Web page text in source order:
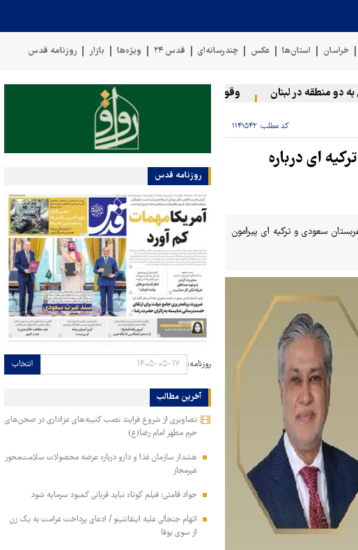
خراسان استان‌ها عکس چندرسانه‌ای قدس ۲۴ ویژه‌ها بازار روزنامه قدس
منطقه در لبنان وقوع حادثه دریایی در سواحل عمان
کد مطلب: ۱۱۴۱۵۴۲
ای درباره
سعودی و ترکیه ای پیرامون
روزنامه قدس
روزنامه: انتخاب
آخرین مطالب
تصاویری از شروع فرایند نصب کتیبه‌های عزاداری در صحن‌های
حرم مطهر امام رضا(ع)
هشدار سازمان غذا و دارو درباره عرضه محصولات سلامت‌محور
غیرمجاز
جواد قامتی: فیلم کوتاه نباید قربانی کمبود سرمایه شود
اتهام جنجالی علیه اینفانتینو / ادعای پرداخت غرامت به یک زن
از سوی یوفا